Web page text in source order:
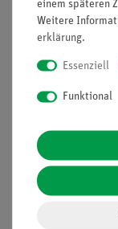
Projekte und
einem späteren
Weitere
erklärung.
Essenziell
Funktional